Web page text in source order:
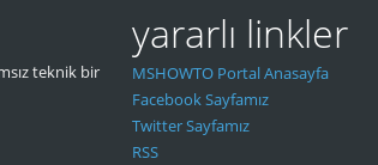
teknik bir
yararlı linkler
MSHOWTO Portal Anasayfa
Facebook Sayfamız
Twitter Sayfamız
RSS